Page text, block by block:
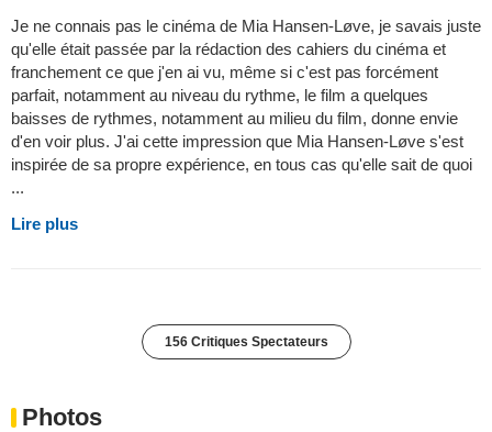
Je ne connais pas le cinéma de Mia Hansen-Løve, je savais juste
qu'elle était passée par la rédaction des cahiers du cinéma et
franchement ce que j'en ai vu, même si c'est pas forcément
parfait, notamment au niveau du rythme, le film a quelques
baisses de rythmes, notamment au milieu du film, donne envie
d'en voir plus. J'ai cette impression que Mia Hansen-Løve s'est
inspirée de sa propre expérience, en tous cas qu'elle sait de quoi
...
Lire plus
156 Critiques Spectateurs
Photos